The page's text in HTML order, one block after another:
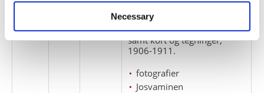
Necessary
1
3
Rapporter fra Marius Ib
Nyeboe om Josvaminen
samt kort og tegninger,
1906-1911.
fotografier
Josvaminen